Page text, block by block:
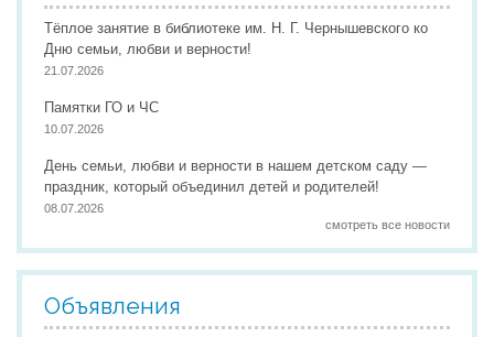
Тёплое занятие в библиотеке им. Н. Г. Чернышевского ко
Дню семьи, любви и верности!
21.07.2026
Памятки ГО и ЧС
10.07.2026
День семьи, любви и верности в нашем детском саду —
праздник, который объединил детей и родителей!
08.07.2026
смотреть все новости
Объявления